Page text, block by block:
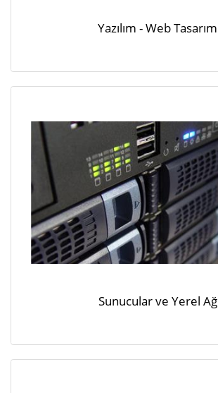
Yazılım - Web Tasarım
Sunucular ve Yerel Ağ